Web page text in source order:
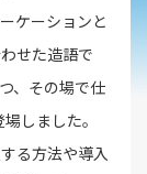
ケーションと
せた造語で
、その場で仕
しました。
る方法や導入